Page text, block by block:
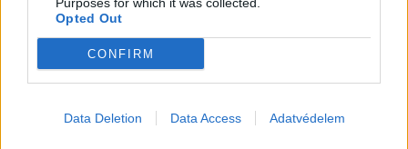
Opted Out
CONFIRM
Data Deletion Data Access Adatvédelem
autó
9 perc töltés, 450 kilométer hatótáv –
ezzel indulhat harcba a Xpeng új
szabadidő-autója Európában